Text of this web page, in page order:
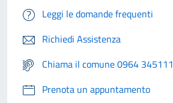
Leggi le domande frequenti
Richiedi Assistenza
Chiama il comune 0964 345111
Prenota un appuntamento